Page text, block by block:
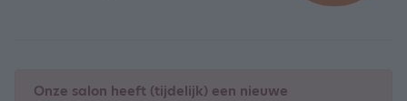
Onze salon heeft (tijdelijk) een nieuwe